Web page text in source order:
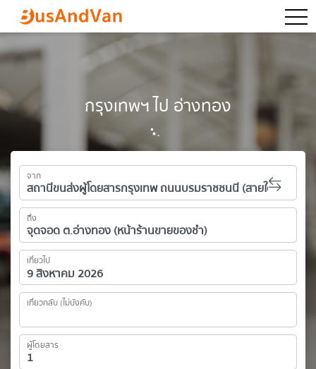
กรุงเทพฯ ไป อ่างทอง
จาก
ถึง
เที่ยวไป
เที่ยวกลับ (ไม่บังคับ)
ผู้โดยสาร